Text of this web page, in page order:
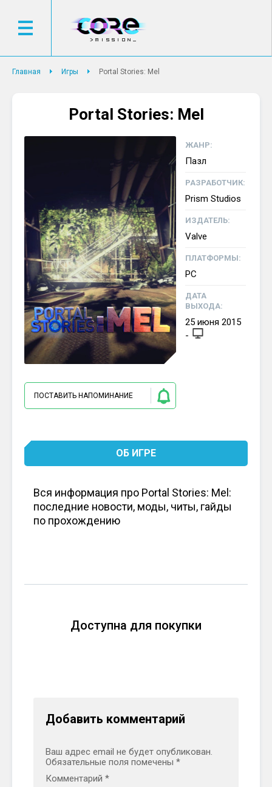
Главная Игры Portal Stories: Mel
Portal Stories: Mel
ПОСТАВИТЬ НАПОМИНАНИЕ
ЖАНР:
Пазл
РАЗРАБОТЧИК:
Prism Studios
ИЗДАТЕЛЬ:
Valve
ПЛАТФОРМЫ:
PC
ДАТА
ВЫХОДА:
25 июня 2015
-
ОБ ИГРЕ
Вся информация про Portal Stories: Mel:
последние новости, моды, читы, гайды
по прохождению
Доступна для покупки
Добавить комментарий
Ваш адрес email не будет опубликован.
Обязательные поля помечены *
Комментарий *